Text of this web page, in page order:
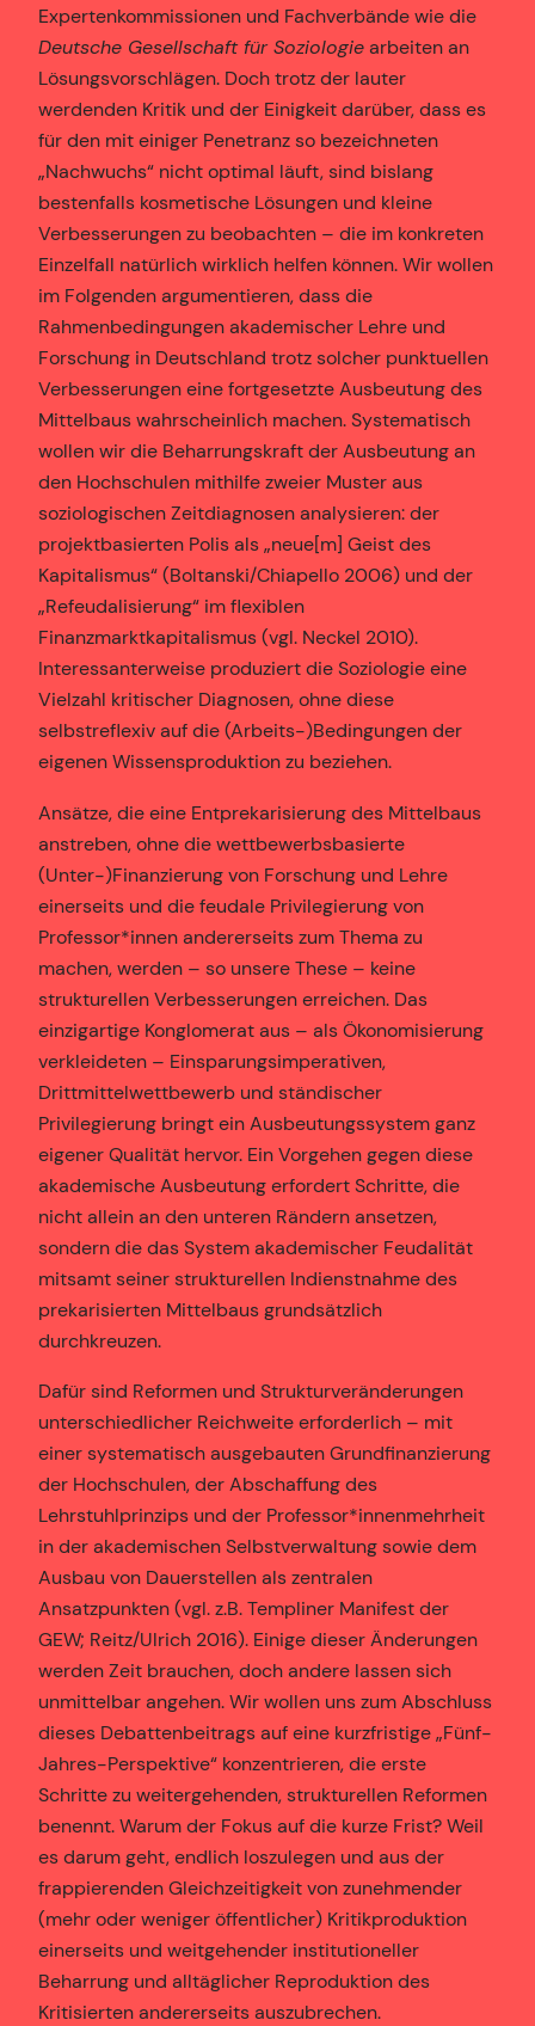
Expertenkommissionen und Fachverbände wie die
Deutsche Gesellschaft für Soziologiearbeiten an
Lösungsvorschlägen. Doch trotz der lauter
werdenden Kritik und der Einigkeit darüber, dass es
für den mit einiger Penetranz so bezeichneten
„Nachwuchs“ nicht optimal läuft, sind bislang
bestenfalls kosmetische Lösungen und kleine
Verbesserungen zu beobachten – die im konkreten
Einzelfall natürlich wirklich helfen können. Wir wollen
im Folgenden argumentieren, dass die
Rahmenbedingungen akademischer Lehre und
Forschung in Deutschland trotz solcher punktuellen
Verbesserungen eine fortgesetzte Ausbeutung des
Mittelbaus wahrscheinlich machen. Systematisch
wollen wir die Beharrungskraft der Ausbeutung an
den Hochschulen mithilfe zweier Muster aus
soziologischen Zeitdiagnosen analysieren: der
projektbasierten Polis als „neue[m] Geist des
Kapitalismus“ (Boltanski/Chiapello 2006) und der
„Refeudalisierung“ im flexiblen
Finanzmarktkapitalismus (vgl. Neckel 2010).
Interessanterweise produziert die Soziologie eine
Vielzahl kritischer Diagnosen, ohne diese
selbstreflexiv auf die (Arbeits-)Bedingungen der
eigenen Wissensproduktion zu beziehen.
Ansätze, die eine Entprekarisierung des Mittelbaus
anstreben, ohne die wettbewerbsbasierte
(Unter-)Finanzierung von Forschung und Lehre
einerseits und die feudale Privilegierung von
Professor*innen andererseits zum Thema zu
machen, werden – so unsere These – keine
strukturellen Verbesserungen erreichen. Das
einzigartige Konglomerat aus – als Ökonomisierung
verkleideten – Einsparungsimperativen,
Drittmittelwettbewerb und ständischer
Privilegierung bringt ein Ausbeutungssystem ganz
eigener Qualität hervor. Ein Vorgehen gegen diese
akademische Ausbeutung erfordert Schritte, die
nicht allein an den unteren Rändern ansetzen,
sondern die das System akademischer Feudalität
mitsamt seiner strukturellen Indienstnahme des
prekarisierten Mittelbaus grundsätzlich
durchkreuzen.
Dafür sind Reformen und Strukturveränderungen
unterschiedlicher Reichweite erforderlich – mit
einer systematisch ausgebauten Grundfinanzierung
der Hochschulen, der Abschaffung des
Lehrstuhlprinzips und der Professor*innenmehrheit
in der akademischen Selbstverwaltung sowie dem
Ausbau von Dauerstellen als zentralen
Ansatzpunkten (vgl. z.B. Templiner Manifest der
GEW; Reitz/Ulrich 2016). Einige dieser Änderungen
werden Zeit brauchen, doch andere lassen sich
unmittelbar angehen. Wir wollen uns zum Abschluss
dieses Debattenbeitrags auf eine kurzfristige „Fünf-
Jahres-Perspektive“ konzentrieren, die erste
Schritte zu weitergehenden, strukturellen Reformen
benennt. Warum der Fokus auf die kurze Frist? Weil
es darum geht, endlich loszulegen und aus der
frappierenden Gleichzeitigkeit von zunehmender
(mehr oder weniger öffentlicher) Kritikproduktion
einerseits und weitgehender institutioneller
Beharrung und alltäglicher Reproduktion des
Kritisierten andererseits auszubrechen.